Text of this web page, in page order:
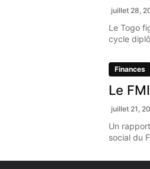
juillet 28,
Le Togo
cycle
Finances
Le
juillet 21,
Un
social du